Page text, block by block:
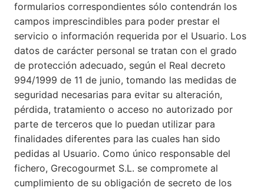
formularios correspondientes sólo contendrán los
campos imprescindibles para poder prestar el
servicio o información requerida por el Usuario. Los
datos de carácter personal se tratan con el grado
de protección adecuado, según el Real decreto
994/1999 de 11 de junio, tomando las medidas de
seguridad necesarias para evitar su alteración,
pérdida, tratamiento o acceso no autorizado por
parte de terceros que lo puedan utilizar para
finalidades diferentes para las cuales han sido
pedidas al Usuario. Como único responsable del
fichero, Grecogourmet S.L. se compromete al
cumplimiento de su obligación de secreto de los